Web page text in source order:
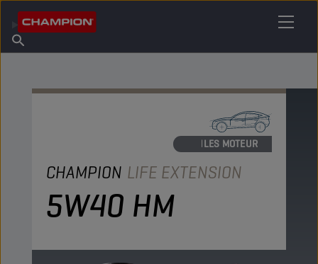
À propos de Champion
Trouver un point de vente
HUILES MOTEUR
CHAMPION LIFE EXTENSION
5W40 HM